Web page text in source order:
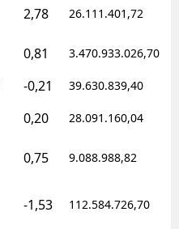
Kütahya
Kahramanmaraş
2,78 26.111.401,72
0,81 3.470.933.026,70
-0,21 39.630.839,40
0,20 28.091.160,04
0,75 9.088.988,82
-1,53 112.584.726,70